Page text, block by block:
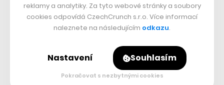
Přečtěte si také
dolarů do Virgin Galactic.
Miliardář Branson chce brzy
vynést první turisty do
vesmíru
reklamy a analytiky. Za tyto webové stránky a soubory
cookies odpovídá CzechCrunch s.r.o. Více informací
naleznete na následujícím odkazu.
Nastavení Souhlasím
Pokračovat s nezbytnými cookies